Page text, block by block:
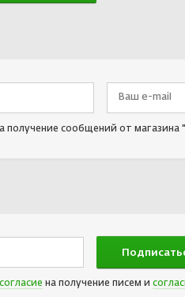
получение сообщений от магазина
согласие на получение писем и